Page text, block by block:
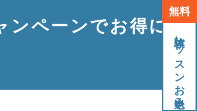
無料
体験レッスンお申込み
ンペーンでお得にご